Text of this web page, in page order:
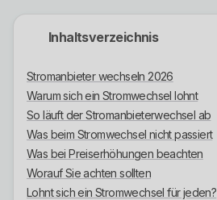
Inhaltsverzeichnis
Stromanbieter wechseln 2026
Warum sich ein Stromwechsel lohnt
So läuft der Stromanbieterwechsel ab
Was beim Stromwechsel nicht passiert
Was bei Preiserhöhungen beachten
Worauf Sie achten sollten
Lohnt sich ein Stromwechsel für jeden?